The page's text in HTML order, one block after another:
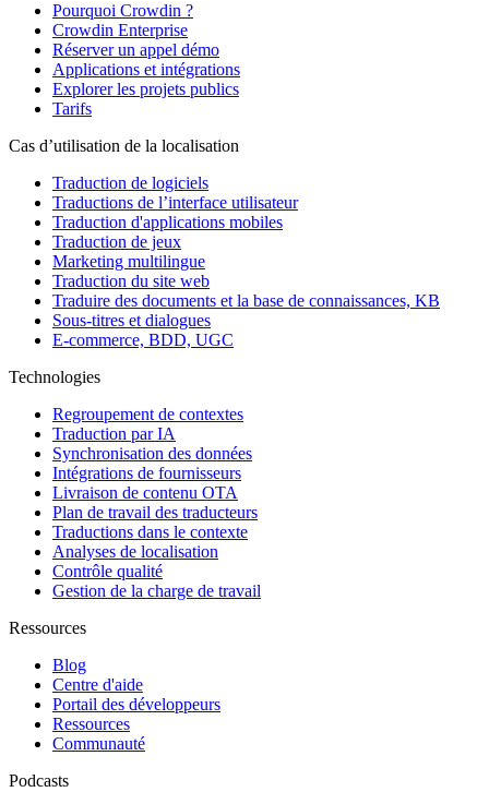
Pourquoi Crowdin ?
Crowdin Enterprise
Réserver un appel démo
Applications et intégrations
Explorer les projets publics
Tarifs
Cas d’utilisation de la localisation
Traduction de logiciels
Traductions de l’interface utilisateur
Traduction d'applications mobiles
Traduction de jeux
Marketing multilingue
Traduction du site web
Traduire des documents et la base de connaissances, KB
Sous-titres et dialogues
E-commerce, BDD, UGC
Technologies
Regroupement de contextes
Traduction par IA
Synchronisation des données
Intégrations de fournisseurs
Livraison de contenu OTA
Plan de travail des traducteurs
Traductions dans le contexte
Analyses de localisation
Contrôle qualité
Gestion de la charge de travail
Ressources
Blog
Centre d'aide
Portail des développeurs
Ressources
Communauté
Podcasts